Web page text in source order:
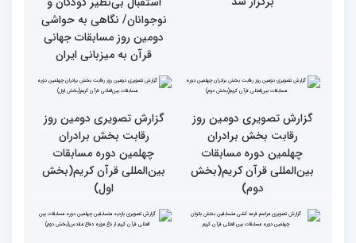
بین‌المللی قرآن کریم
استعدادیابی مجری‌گری
قرآنی در حاشیه مسابقات
بین‌المللی قرآن کریم
نخستین محفل بین‌المللی
انس با قرآن ویژه بانوان
برگزار شد
از حضور سفیر عربستان تا
استقبال بی‌نظیر کودکان و
نوجوانان/ نگاهی به حواشی
دومین روز مسابقات جهانی
قرآن به میزبانی ایران